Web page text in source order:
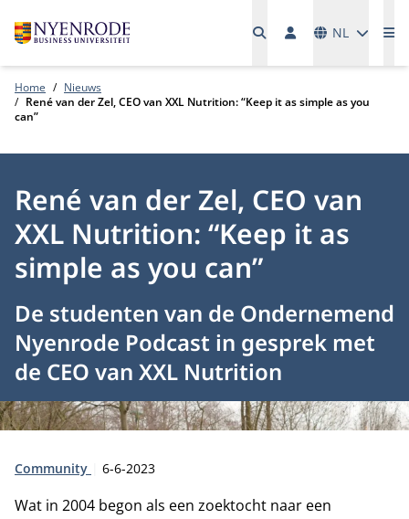
NL
Home
Nieuws
René van der Zel, CEO van XXL Nutrition: “Keep it as simple as you
can”
René van der Zel, CEO van
XXL Nutrition: “Keep it as
simple as you can”
De studenten van de Ondernemend
Nyenrode Podcast in gesprek met
de CEO van XXL Nutrition
Type:
Community Publicatiedatum:
6-6-2023
Wat in 2004 begon als een zoektocht naar een